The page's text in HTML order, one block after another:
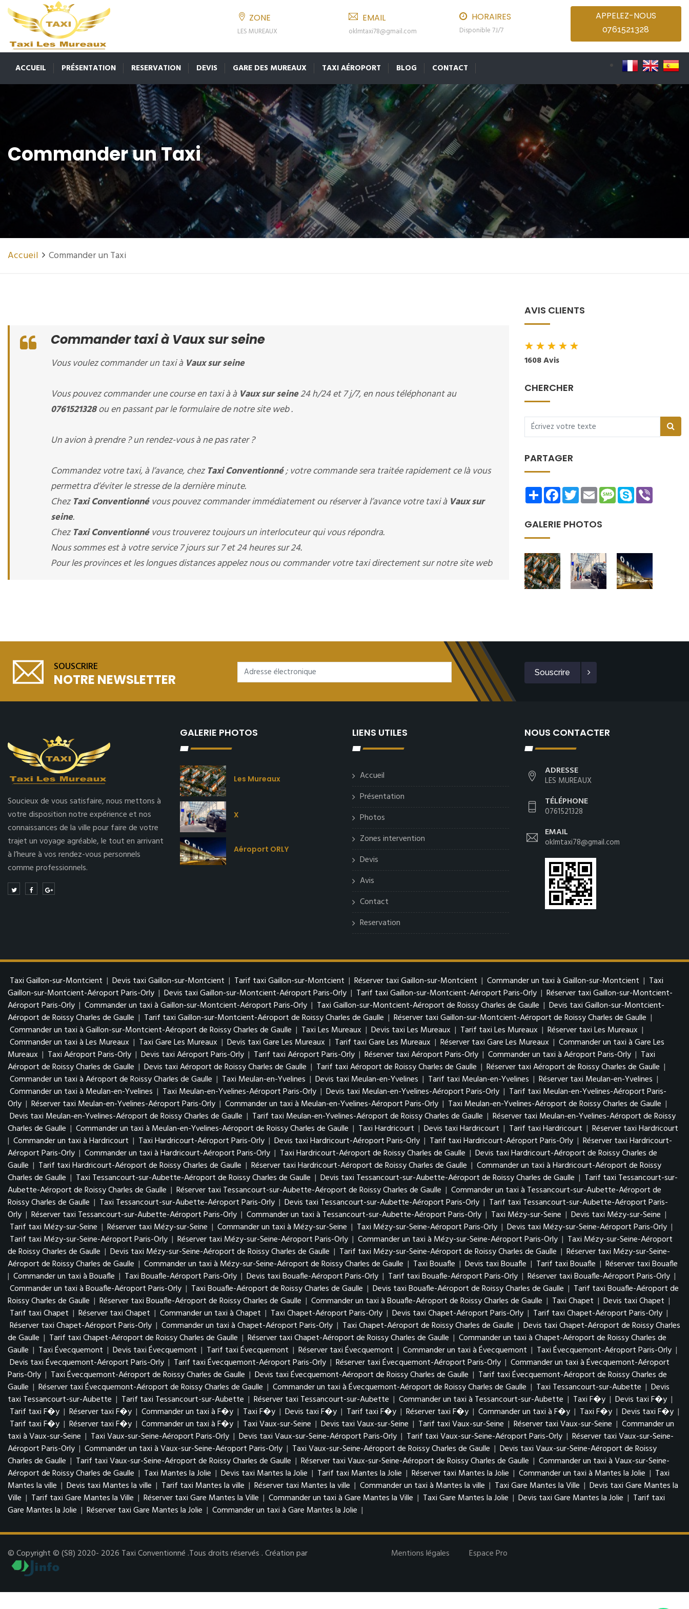
ZONE
LES MUREAUX
EMAIL
oklmtaxi78@gmail.com
HORAIRES
Disponible 7J/7
APPELEZ-NOUS
0761521328
ACCUEIL PRÉSENTATION RESERVATION DEVIS GARE DES MUREAUX TAXI AÉROPORT BLOG CONTACT
Commander un Taxi
Accueil Commander un Taxi
Commander taxi à Vaux sur seine
Vous voulez commander un taxi à Vaux sur seine
Vous pouvez commander une course en taxi à à Vaux sur seine24 h/24 et 7 j/7, en nous téléphonant au
0761521328ou en passant par le formulaire de notre site web .
Un avion à prendre ? un rendez-vous à ne pas rater ?
Commandez votre taxi, à l’avance, chezTaxi Conventionné; votre commande sera traitée rapidement ce là vous
permettra d’éviter le stresse de la dernière minute.
ChezTaxi Conventionnévous pouvez commander immédiatement ou réserver à l’avance votre taxi à Vaux sur
seine.
ChezTaxi Conventionnévous trouverez toujours un interlocuteur qui vous répondra.
Nous sommes est à votre service 7 jours sur 7 et 24 heures sur 24.
Pour les provinces et les longues distances appelez nous ou commander votre taxi directement sur notre site web
AVIS CLIENTS
★★★★★
1608 Avis
CHERCHER
PARTAGER
ShareFacebookTwitterEmailMessage
Skype
GALERIE PHOTOS
SOUSCRIRE
NOTRE NEWSLETTER Souscrire
Soucieux de vous satisfaire, nous mettons à
votre disposition notre expérience et nos
connaissances de la ville pour faire de votre
trajet un voyage agréable, le tout en arrivant
à l’heure à vos rendez-vous personnels
comme professionnels.
GALERIE PHOTOS
Les Mureaux
X
Aéroport ORLY
LIENS UTILES
Accueil
Présentation
Photos
Zones intervention
Devis
Avis
Contact
Reservation
NOUS CONTACTER
ADRESSE
LES MUREAUX
TÉLÉPHONE
0761521328
EMAIL
oklmtaxi78@gmail.com
Taxi Gaillon-sur-Montcient | Devis taxi Gaillon-sur-Montcient | Tarif taxi Gaillon-sur-Montcient | Réserver taxi Gaillon-sur-Montcient | Commander un taxi à Gaillon-sur-Montcient | Taxi
Gaillon-sur-Montcient-Aéroport Paris-Orly | Devis taxi Gaillon-sur-Montcient-Aéroport Paris-Orly | Tarif taxi Gaillon-sur-Montcient-Aéroport Paris-Orly | Réserver taxi Gaillon-sur-Montcient-
Aéroport Paris-Orly | Commander un taxi à Gaillon-sur-Montcient-Aéroport Paris-Orly | Taxi Gaillon-sur-Montcient-Aéroport de Roissy Charles de Gaulle | Devis taxi Gaillon-sur-Montcient-
Aéroport de Roissy Charles de Gaulle | Tarif taxi Gaillon-sur-Montcient-Aéroport de Roissy Charles de Gaulle | Réserver taxi Gaillon-sur-Montcient-Aéroport de Roissy Charles de Gaulle |
Commander un taxi à Gaillon-sur-Montcient-Aéroport de Roissy Charles de Gaulle | Taxi Les Mureaux | Devis taxi Les Mureaux | Tarif taxi Les Mureaux | Réserver taxi Les Mureaux |
Commander un taxi à Les Mureaux | Taxi Gare Les Mureaux | Devis taxi Gare Les Mureaux | Tarif taxi Gare Les Mureaux | Réserver taxi Gare Les Mureaux | Commander un taxi à Gare Les
Mureaux | Taxi Aéroport Paris-Orly | Devis taxi Aéroport Paris-Orly | Tarif taxi Aéroport Paris-Orly | Réserver taxi Aéroport Paris-Orly | Commander un taxi à Aéroport Paris-Orly | Taxi
Aéroport de Roissy Charles de Gaulle | Devis taxi Aéroport de Roissy Charles de Gaulle | Tarif taxi Aéroport de Roissy Charles de Gaulle | Réserver taxi Aéroport de Roissy Charles de Gaulle |
Commander un taxi à Aéroport de Roissy Charles de Gaulle | Taxi Meulan-en-Yvelines | Devis taxi Meulan-en-Yvelines | Tarif taxi Meulan-en-Yvelines | Réserver taxi Meulan-en-Yvelines |
Commander un taxi à Meulan-en-Yvelines | Taxi Meulan-en-Yvelines-Aéroport Paris-Orly | Devis taxi Meulan-en-Yvelines-Aéroport Paris-Orly | Tarif taxi Meulan-en-Yvelines-Aéroport Paris-
Orly | Réserver taxi Meulan-en-Yvelines-Aéroport Paris-Orly | Commander un taxi à Meulan-en-Yvelines-Aéroport Paris-Orly | Taxi Meulan-en-Yvelines-Aéroport de Roissy Charles de Gaulle |
Devis taxi Meulan-en-Yvelines-Aéroport de Roissy Charles de Gaulle | Tarif taxi Meulan-en-Yvelines-Aéroport de Roissy Charles de Gaulle | Réserver taxi Meulan-en-Yvelines-Aéroport de Roissy
Charles de Gaulle | Commander un taxi à Meulan-en-Yvelines-Aéroport de Roissy Charles de Gaulle | Taxi Hardricourt | Devis taxi Hardricourt | Tarif taxi Hardricourt | Réserver taxi Hardricourt
| Commander un taxi à Hardricourt | Taxi Hardricourt-Aéroport Paris-Orly | Devis taxi Hardricourt-Aéroport Paris-Orly | Tarif taxi Hardricourt-Aéroport Paris-Orly | Réserver taxi Hardricourt-
Aéroport Paris-Orly | Commander un taxi à Hardricourt-Aéroport Paris-Orly | Taxi Hardricourt-Aéroport de Roissy Charles de Gaulle | Devis taxi Hardricourt-Aéroport de Roissy Charles de
Gaulle | Tarif taxi Hardricourt-Aéroport de Roissy Charles de Gaulle | Réserver taxi Hardricourt-Aéroport de Roissy Charles de Gaulle | Commander un taxi à Hardricourt-Aéroport de Roissy
Charles de Gaulle | Taxi Tessancourt-sur-Aubette-Aéroport de Roissy Charles de Gaulle | Devis taxi Tessancourt-sur-Aubette-Aéroport de Roissy Charles de Gaulle | Tarif taxi Tessancourt-sur-
Aubette-Aéroport de Roissy Charles de Gaulle | Réserver taxi Tessancourt-sur-Aubette-Aéroport de Roissy Charles de Gaulle | Commander un taxi à Tessancourt-sur-Aubette-Aéroport de
Roissy Charles de Gaulle | Taxi Tessancourt-sur-Aubette-Aéroport Paris-Orly | Devis taxi Tessancourt-sur-Aubette-Aéroport Paris-Orly | Tarif taxi Tessancourt-sur-Aubette-Aéroport Paris-
Orly | Réserver taxi Tessancourt-sur-Aubette-Aéroport Paris-Orly | Commander un taxi à Tessancourt-sur-Aubette-Aéroport Paris-Orly | Taxi Mézy-sur-Seine | Devis taxi Mézy-sur-Seine |
Tarif taxi Mézy-sur-Seine | Réserver taxi Mézy-sur-Seine | Commander un taxi à Mézy-sur-Seine | Taxi Mézy-sur-Seine-Aéroport Paris-Orly | Devis taxi Mézy-sur-Seine-Aéroport Paris-Orly |
Tarif taxi Mézy-sur-Seine-Aéroport Paris-Orly | Réserver taxi Mézy-sur-Seine-Aéroport Paris-Orly | Commander un taxi à Mézy-sur-Seine-Aéroport Paris-Orly | Taxi Mézy-sur-Seine-Aéroport
de Roissy Charles de Gaulle | Devis taxi Mézy-sur-Seine-Aéroport de Roissy Charles de Gaulle | Tarif taxi Mézy-sur-Seine-Aéroport de Roissy Charles de Gaulle | Réserver taxi Mézy-sur-Seine-
Aéroport de Roissy Charles de Gaulle | Commander un taxi à Mézy-sur-Seine-Aéroport de Roissy Charles de Gaulle | Taxi Bouafle | Devis taxi Bouafle | Tarif taxi Bouafle | Réserver taxi Bouafle
| Commander un taxi à Bouafle | Taxi Bouafle-Aéroport Paris-Orly | Devis taxi Bouafle-Aéroport Paris-Orly | Tarif taxi Bouafle-Aéroport Paris-Orly | Réserver taxi Bouafle-Aéroport Paris-Orly |
Commander un taxi à Bouafle-Aéroport Paris-Orly | Taxi Bouafle-Aéroport de Roissy Charles de Gaulle | Devis taxi Bouafle-Aéroport de Roissy Charles de Gaulle | Tarif taxi Bouafle-Aéroport de
Roissy Charles de Gaulle | Réserver taxi Bouafle-Aéroport de Roissy Charles de Gaulle | Commander un taxi à Bouafle-Aéroport de Roissy Charles de Gaulle | Taxi Chapet | Devis taxi Chapet |
Tarif taxi Chapet | Réserver taxi Chapet | Commander un taxi à Chapet | Taxi Chapet-Aéroport Paris-Orly | Devis taxi Chapet-Aéroport Paris-Orly | Tarif taxi Chapet-Aéroport Paris-Orly |
Réserver taxi Chapet-Aéroport Paris-Orly | Commander un taxi à Chapet-Aéroport Paris-Orly | Taxi Chapet-Aéroport de Roissy Charles de Gaulle | Devis taxi Chapet-Aéroport de Roissy Charles
de Gaulle | Tarif taxi Chapet-Aéroport de Roissy Charles de Gaulle | Réserver taxi Chapet-Aéroport de Roissy Charles de Gaulle | Commander un taxi à Chapet-Aéroport de Roissy Charles de
Gaulle | Taxi Évecquemont | Devis taxi Évecquemont | Tarif taxi Évecquemont | Réserver taxi Évecquemont | Commander un taxi à Évecquemont | Taxi Évecquemont-Aéroport Paris-Orly |
Devis taxi Évecquemont-Aéroport Paris-Orly | Tarif taxi Évecquemont-Aéroport Paris-Orly | Réserver taxi Évecquemont-Aéroport Paris-Orly | Commander un taxi à Évecquemont-Aéroport
Paris-Orly | Taxi Évecquemont-Aéroport de Roissy Charles de Gaulle | Devis taxi Évecquemont-Aéroport de Roissy Charles de Gaulle | Tarif taxi Évecquemont-Aéroport de Roissy Charles de
Gaulle | Réserver taxi Évecquemont-Aéroport de Roissy Charles de Gaulle | Commander un taxi à Évecquemont-Aéroport de Roissy Charles de Gaulle | Taxi Tessancourt-sur-Aubette | Devis
taxi Tessancourt-sur-Aubette | Tarif taxi Tessancourt-sur-Aubette | Réserver taxi Tessancourt-sur-Aubette | Commander un taxi à Tessancourt-sur-Aubette | Taxi F�y | Devis taxi F�y |
Tarif taxi F�y | Réserver taxi F�y | Commander un taxi à F�y | Taxi F�y | Devis taxi F�y | Tarif taxi F�y | Réserver taxi F�y | Commander un taxi à F�y | Taxi F�y | Devis taxi F�y |
Tarif taxi F�y | Réserver taxi F�y | Commander un taxi à F�y | Taxi Vaux-sur-Seine | Devis taxi Vaux-sur-Seine | Tarif taxi Vaux-sur-Seine | Réserver taxi Vaux-sur-Seine | Commander un
taxi à Vaux-sur-Seine | Taxi Vaux-sur-Seine-Aéroport Paris-Orly | Devis taxi Vaux-sur-Seine-Aéroport Paris-Orly | Tarif taxi Vaux-sur-Seine-Aéroport Paris-Orly | Réserver taxi Vaux-sur-Seine-
Aéroport Paris-Orly | Commander un taxi à Vaux-sur-Seine-Aéroport Paris-Orly | Taxi Vaux-sur-Seine-Aéroport de Roissy Charles de Gaulle | Devis taxi Vaux-sur-Seine-Aéroport de Roissy
Charles de Gaulle | Tarif taxi Vaux-sur-Seine-Aéroport de Roissy Charles de Gaulle | Réserver taxi Vaux-sur-Seine-Aéroport de Roissy Charles de Gaulle | Commander un taxi à Vaux-sur-Seine-
Aéroport de Roissy Charles de Gaulle | Taxi Mantes la Jolie | Devis taxi Mantes la Jolie | Tarif taxi Mantes la Jolie | Réserver taxi Mantes la Jolie | Commander un taxi à Mantes la Jolie | Taxi
Mantes la ville | Devis taxi Mantes la ville | Tarif taxi Mantes la ville | Réserver taxi Mantes la ville | Commander un taxi à Mantes la ville | Taxi Gare Mantes la Ville | Devis taxi Gare Mantes la
Ville | Tarif taxi Gare Mantes la Ville | Réserver taxi Gare Mantes la Ville | Commander un taxi à Gare Mantes la Ville | Taxi Gare Mantes la Jolie | Devis taxi Gare Mantes la Jolie | Tarif taxi
Gare Mantes la Jolie | Réserver taxi Gare Mantes la Jolie | Commander un taxi à Gare Mantes la Jolie |
© Copyright © (S8) 2020- 2026 Taxi Conventionné .Tous droits réservés . Création par Mentions légales Espace Pro